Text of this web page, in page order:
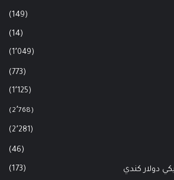
(149)
(14)
(1٬049)
(773)
(1٬125)
(2٬768)
(2٬281)
(46)
دولار كندي (173)